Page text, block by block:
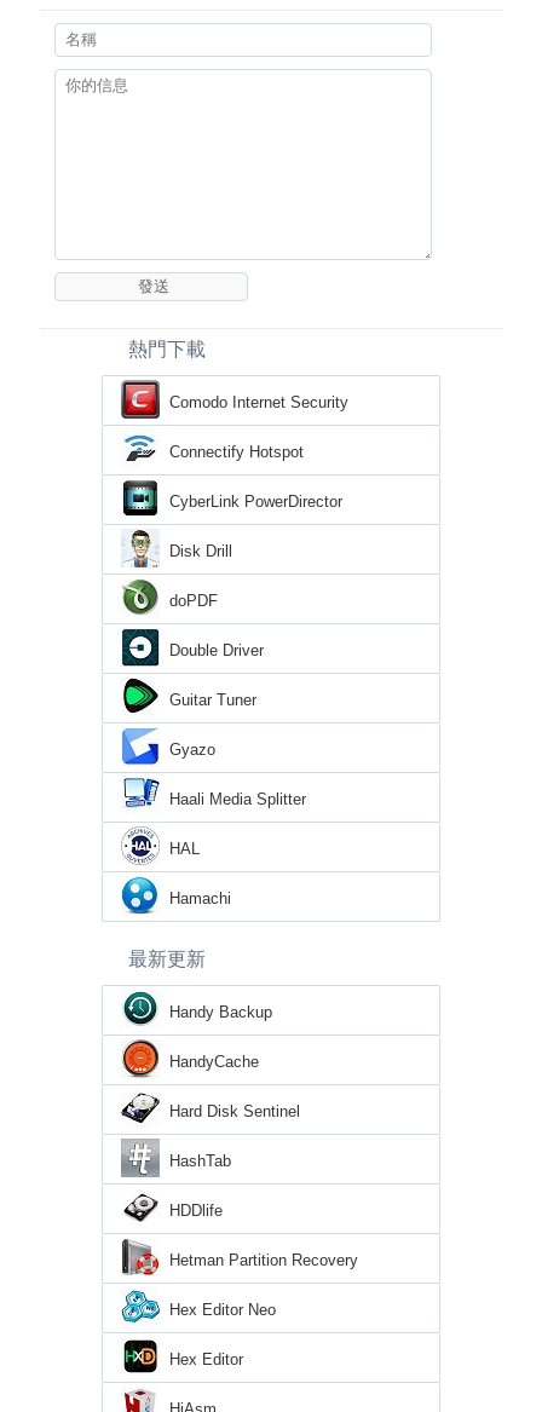
熱門下載
Comodo Internet Security
Connectify Hotspot
CyberLink PowerDirector
Disk Drill
doPDF
Double Driver
Guitar Tuner
Gyazo
Haali Media Splitter
HAL
Hamachi
最新更新
Handy Backup
HandyCache
Hard Disk Sentinel
HashTab
HDDlife
Hetman Partition Recovery
Hex Editor Neo
Hex Editor